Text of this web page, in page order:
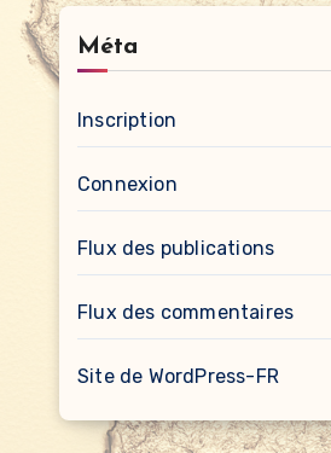
Méta
Inscription
Connexion
Flux des publications
Flux des commentaires
Site de WordPress-FR